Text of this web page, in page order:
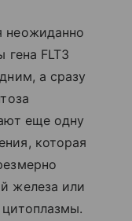
неожиданно
гена FLT3
а сразу
еще одну
которая
железа или